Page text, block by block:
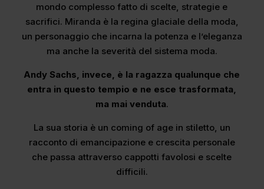
mondo complesso fatto di scelte, strategie e
sacrifici. Miranda è la regina glaciale della moda,
un personaggio che incarna la potenza e l’eleganza
ma anche la severità del sistema moda.
Andy Sachs, invece, è la ragazza qualunque che
entra in questo tempio e ne esce trasformata,
ma mai venduta.
La sua storia è un coming of age in stiletto, un
racconto di emancipazione e crescita personale
che passa attraverso cappotti favolosi e scelte
difficili.